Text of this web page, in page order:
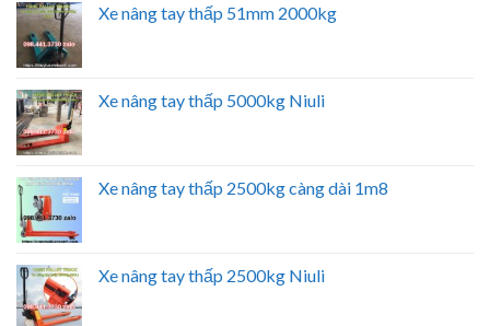
Xe nâng tay thấp 51mm 2000kg
Xe nâng tay thấp 5000kg Niuli
Xe nâng tay thấp 2500kg càng dài 1m8
Xe nâng tay thấp 2500kg Niuli